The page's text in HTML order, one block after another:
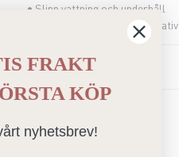
• Slipp vattning och underhåll
• Allergi- och doftfria alternativ
DETALJER
FRAKT
KÖP
nyhetsbrev!